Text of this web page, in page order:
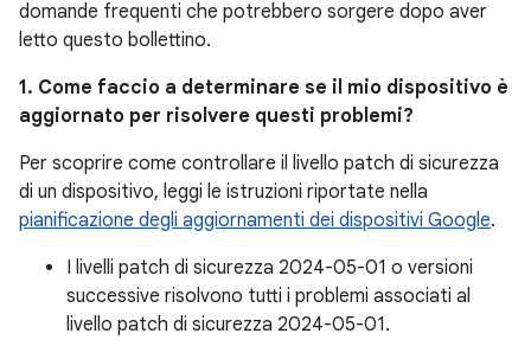
domande frequenti che potrebbero sorgere dopo aver
letto questo bollettino.
1. Come faccio a determinare se il mio dispositivo è
aggiornato per risolvere questi problemi?
Per scoprire come controllare il livello patch di sicurezza
di un dispositivo, leggi le istruzioni riportate nella
pianificazione degli aggiornamenti dei dispositivi Google.
I livelli patch di sicurezza 2024-05-01 o versioni
successive risolvono tutti i problemi associati al
livello patch di sicurezza 2024-05-01.